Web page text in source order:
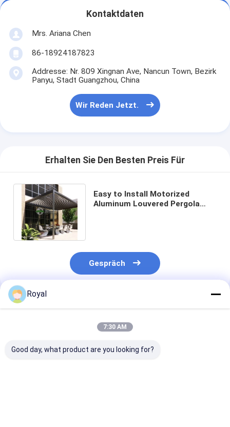
Kontaktdaten
Mrs. Ariana Chen
86-18924187823
Addresse: Nr. 809 Xingnan Ave, Nancun Town, Bezirk
Panyu, Stadt Guangzhou, China
Wir Reden Jetzt.
Erhalten Sie Den Besten Preis Für
Easy to Install Motorized
Aluminum Louvered Pergola
Gespräch
Empfohlene Produkte
Royal
7:30 AM
Good day, what product are you looking for?